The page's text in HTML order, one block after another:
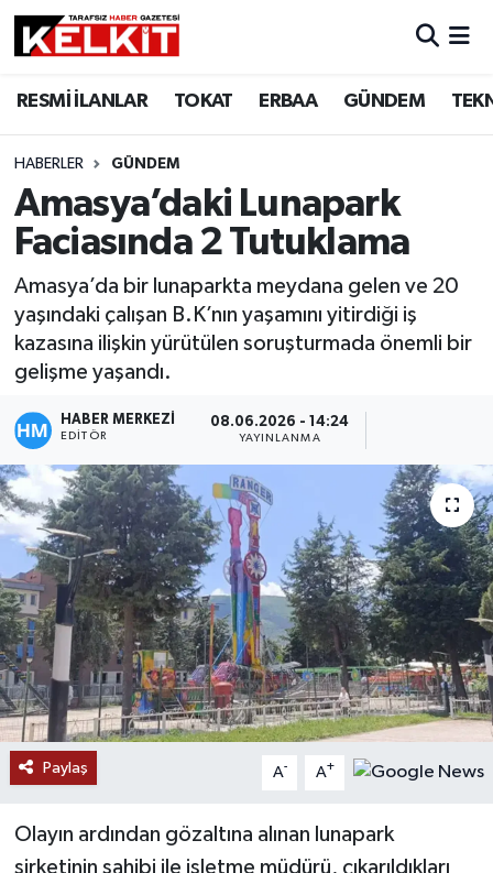
RESMİ İLANLAR TOKAT ERBAA GÜNDEM
HABERLER GÜNDEM
Amasya’daki Lunapark
Faciasında 2 Tutuklama
Amasya’da bir lunaparkta meydana gelen ve 20
yaşındaki çalışan B.K’nın yaşamını yitirdiği iş
kazasına ilişkin yürütülen soruşturmada önemli bir
gelişme yaşandı.
HABER MERKEZİ
EDITÖR
08.06.2026 - 14:24
YAYINLANMA
Paylaş A- A+
Olayın ardından gözaltına alınan lunapark
şirketinin sahibi ile işletme müdürü, çıkarıldıkları